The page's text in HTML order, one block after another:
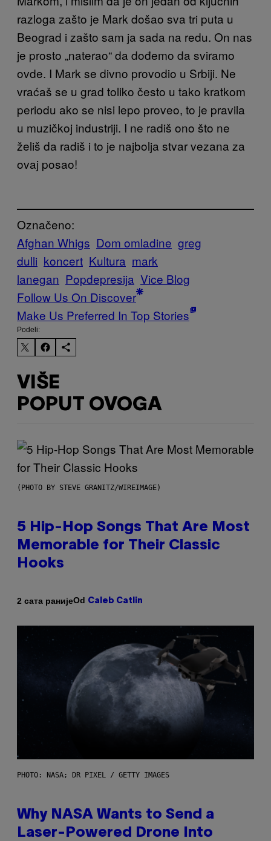
razloga zašto je Mark došao sva tri puta u
Beograd i zašto sam ja sada na redu. On nas
je prosto „naterao“ da dođemo da sviramo
ovde. I Mark se divno provodio u Srbiji. Ne
vraćaš se u grad toliko često u tako kratkom
periodu ako se nisi lepo proveo, to je pravila
u muzičkoj industriji. I ne radiš ono što ne
želiš da radiš i to je najbolja stvar vezana za
ovaj posao!
Označeno:
Afghan Whigs Dom omladine greg
dulli koncert Kultura mark
lanegan Popdepresija Vice Blog
Follow Us On Discover
Make Us Preferred In Top Stories
Podeli:
VIŠE
POPUT OVOGA
(PHOTO BY STEVE GRANITZ/WIREIMAGE)
5 Hip-Hop Songs That Are Most
Memorable for Their Classic
Hooks
2 сата ранијеOd Caleb Catlin
PHOTO: NASA; DR PIXEL / GETTY IMAGES
Why NASA Wants to Send a
Laser-Powered Drone Into